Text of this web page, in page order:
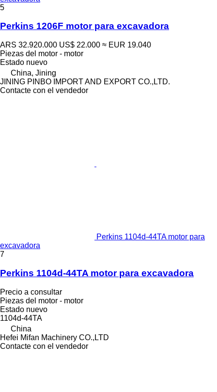
5
Perkins 1206F motor para excavadora
ARS 32.920.000 US$ 22.000 ≈ EUR 19.040
Piezas del motor - motor
Estado nuevo
China, Jining
JINING PINBO IMPORT AND EXPORT CO.,LTD.
Contacte con el vendedor
Perkins 1104d-44TA motor para
excavadora
7
Perkins 1104d-44TA motor para excavadora
Precio a consultar
Piezas del motor - motor
Estado nuevo
1104d-44TA
China
Hefei Mifan Machinery CO.,LTD
Contacte con el vendedor